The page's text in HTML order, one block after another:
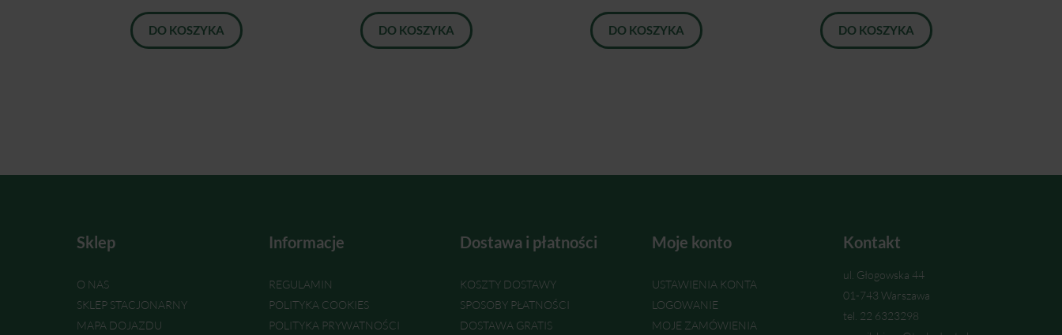
DO KOSZYKA DO KOSZYKA DO KOSZYKA DO KOSZYKA
Sklep
O NAS
SKLEP STACJONARNY
MAPA DOJAZDU
Informacje
REGULAMIN
POLITYKA COOKIES
POLITYKA PRYWATNOŚCI
Dostawa i płatności
KOSZTY DOSTAWY
SPOSOBY PŁATNOŚCI
DOSTAWA GRATIS
Moje konto
USTAWIENIA KONTA
LOGOWANIE
MOJE ZAMÓWIENIA
Kontakt
ul. Głogowska 44
01-743 Warszawa
tel. 22 6323298